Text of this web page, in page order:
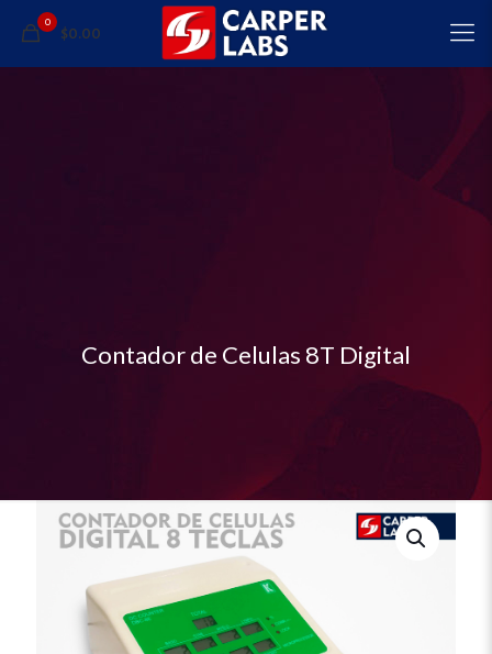
0
$0.00
Contador de Celulas 8T Digital